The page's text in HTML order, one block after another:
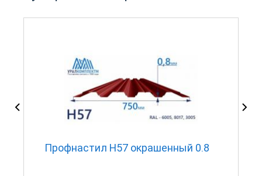
Профнастил Н57 окрашенный 0.8